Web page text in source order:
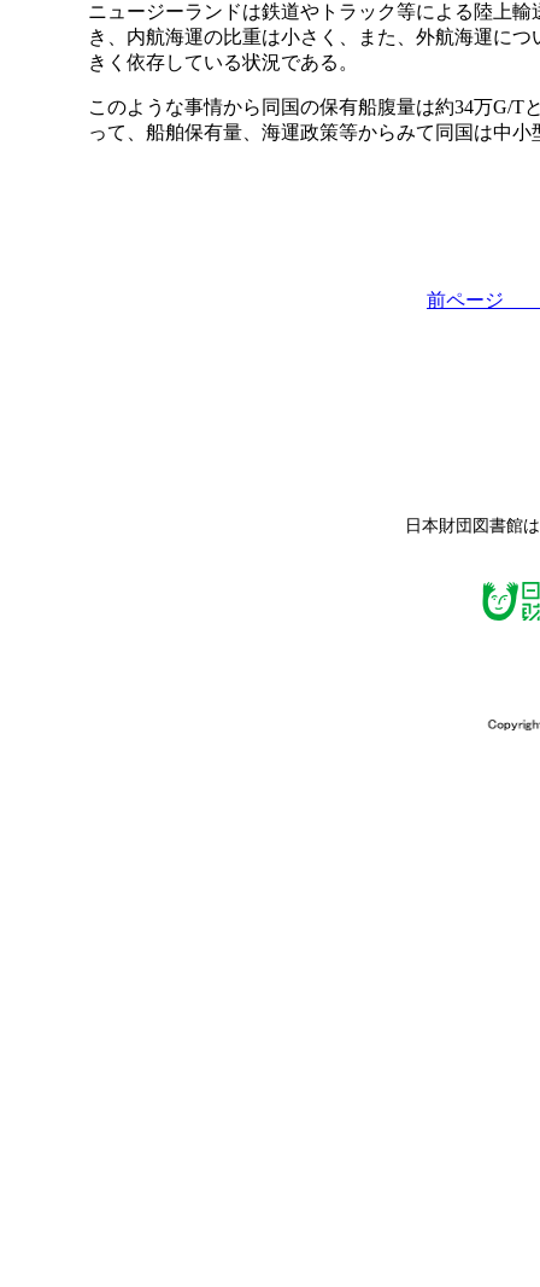
ニュージーランドは鉄道やトラック等による陸上
き、内航海運の比重は小さく、また、外航海運に
きく依存している状況である。
このような事情から同国の保有船腹量は約34万G/
って、船舶保有量、海運政策等からみて同国は中
前ペー
日本財団図書館